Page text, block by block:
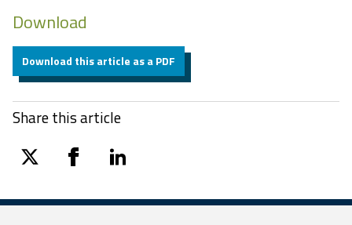
Download
Download this article as a PDF
Share this article
twitter facebooklinkedin